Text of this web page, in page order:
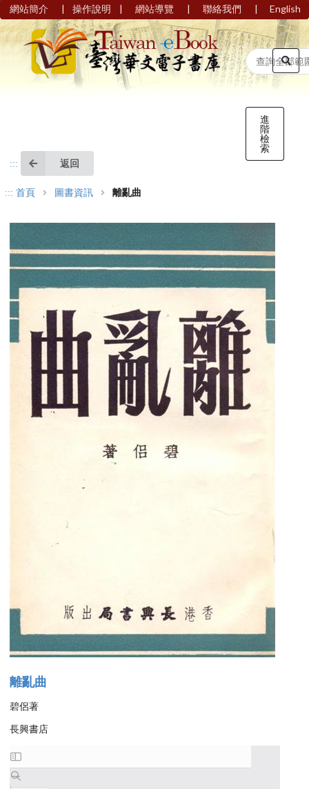
網站簡介 | 操作說明 | 網站導覽 | 聯絡我們 | English
進
階
檢
索
::: 返回
::: 首頁 圖書資訊 離亂曲
離亂曲
碧侶著
長興書店